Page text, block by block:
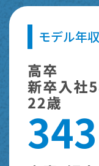
モデル年収
343